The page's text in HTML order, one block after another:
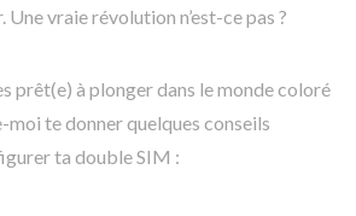
Une vraie révolution n’est-ce pas ?
prêt(e) à plonger dans le monde coloré
moi te donner quelques conseils
ta double SIM :